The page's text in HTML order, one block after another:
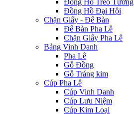
Đồng Hồ Đại Hội
Chặn Giấy - Để Bàn
Để Bàn Pha Lê
Chặn Giấy Pha Lê
Bảng Vinh Danh
Pha Lê
Gỗ Đồng
Gỗ Tráng kim
Cúp Pha Lê
Cúp Vinh Danh
Cúp Lưu Niệm
Cúp Kim Loại